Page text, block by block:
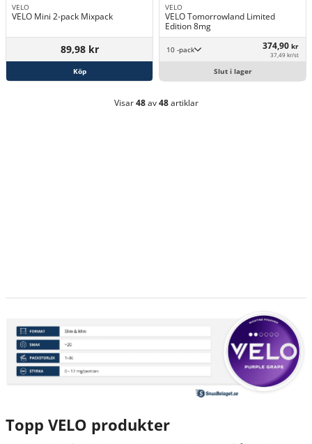
VELO
VELO Mini 2-pack Mixpack
89,98 kr
Köp
VELO
VELO Tomorrowland Limited
Edition 8mg
10 -pack 374,90 kr
37,49 kr/st
Slut i lager
Visar48av48artiklar
Topp VELO produkter